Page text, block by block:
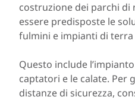
costruzione dei parchi di
essere predisposte le
fulmini e impianti di terra
Questo include
captatori e le calate. Per
distanze di sicurezza,